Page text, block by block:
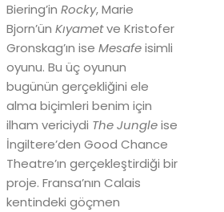
Biering’in Rocky, Marie
Bjorn’ün Kıyametve Kristofer
Gronskag’ın ise Mesafeisimli
oyunu. Bu üç oyunun
bugünün gerçekliğini ele
alma biçimleri benim için
ilham vericiydi The Jungleise
İngiltere’den Good Chance
Theatre’ın gerçekleştirdiği bir
proje. Fransa’nın Calais
kentindeki göçmen